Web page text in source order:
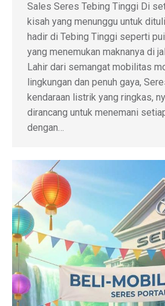
Sales Seres Tebing Tinggi Di
kisah yang menunggu untuk
hadir di Tebing Tinggi seperti
yang menemukan maknanya di
Lahir dari semangat mobilitas
lingkungan dan penuh gaya,
kendaraan listrik yang ringkas,
dirancang untuk menemani
dengan…